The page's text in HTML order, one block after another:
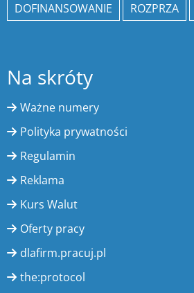
DOFINANSOWANIE
ROZPRZA
Na skróty
Ważne numery
Polityka prywatności
Regulamin
Reklama
Kurs Walut
Oferty pracy
dlafirm.pracuj.pl
the:protocol